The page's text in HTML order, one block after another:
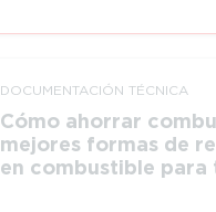
DOCUMEN­TACIÓN TÉCNICA
Cómo ahorrar
mejores formas de
en combustible